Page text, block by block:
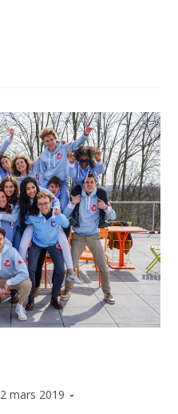
2 mars 2019